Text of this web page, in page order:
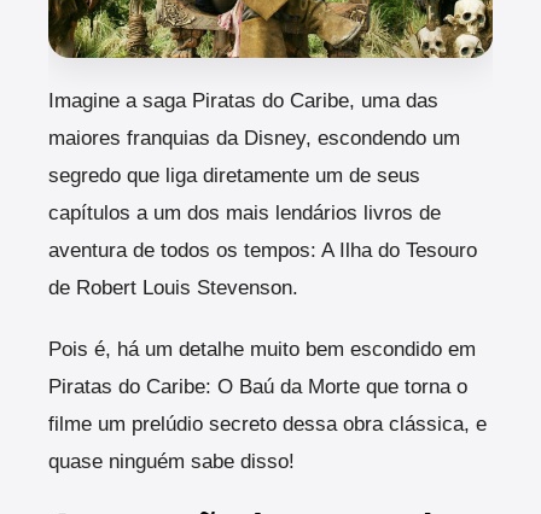
Imagine a saga Piratas do Caribe, uma das
maiores franquias da Disney, escondendo um
segredo que liga diretamente um de seus
capítulos a um dos mais lendários livros de
aventura de todos os tempos: A Ilha do Tesouro
de Robert Louis Stevenson.
Pois é, há um detalhe muito bem escondido em
Piratas do Caribe: O Baú da Morte que torna o
filme um prelúdio secreto dessa obra clássica, e
quase ninguém sabe disso!